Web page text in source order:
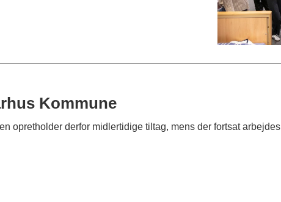
Kommune
opretholder derfor midlertidige tiltag, mens der fortsat arbejdes